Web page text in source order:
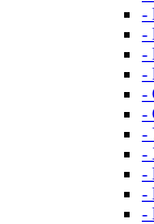
-
-
-
-
-
-
-
-
-
-
-